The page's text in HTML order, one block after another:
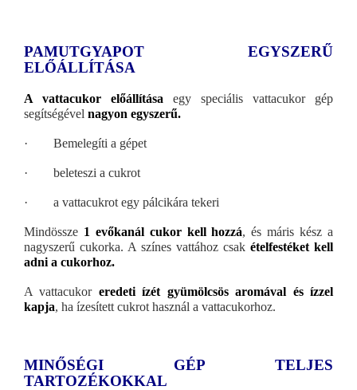
PAMUTGYAPOT EGYSZERŰ
ELŐÁLLÍTÁSA
A vattacukor előállítása
egy speciális vattacukor gép
segítségével nagyon egyszerű.
· Bemelegíti a gépet
· beleteszi a cukrot
· a vattacukrot egy pálcikára tekeri
Mindössze 1 evőkanál cukor kell hozzá, és máris kész a
nagyszerű cukorka. A színes vattához csak ételfestéket kell
adni a cukorhoz.
A vattacukor eredeti ízét gyümölcsös aromával és ízzel
kapja, ha ízesített cukrot használ a vattacukorhoz.
MINŐSÉGI GÉP TELJES
TARTOZÉKOKKAL